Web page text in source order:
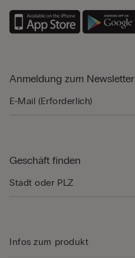
Anmeldung zum Newsletter
Geschäft finden
Infos zum produkt